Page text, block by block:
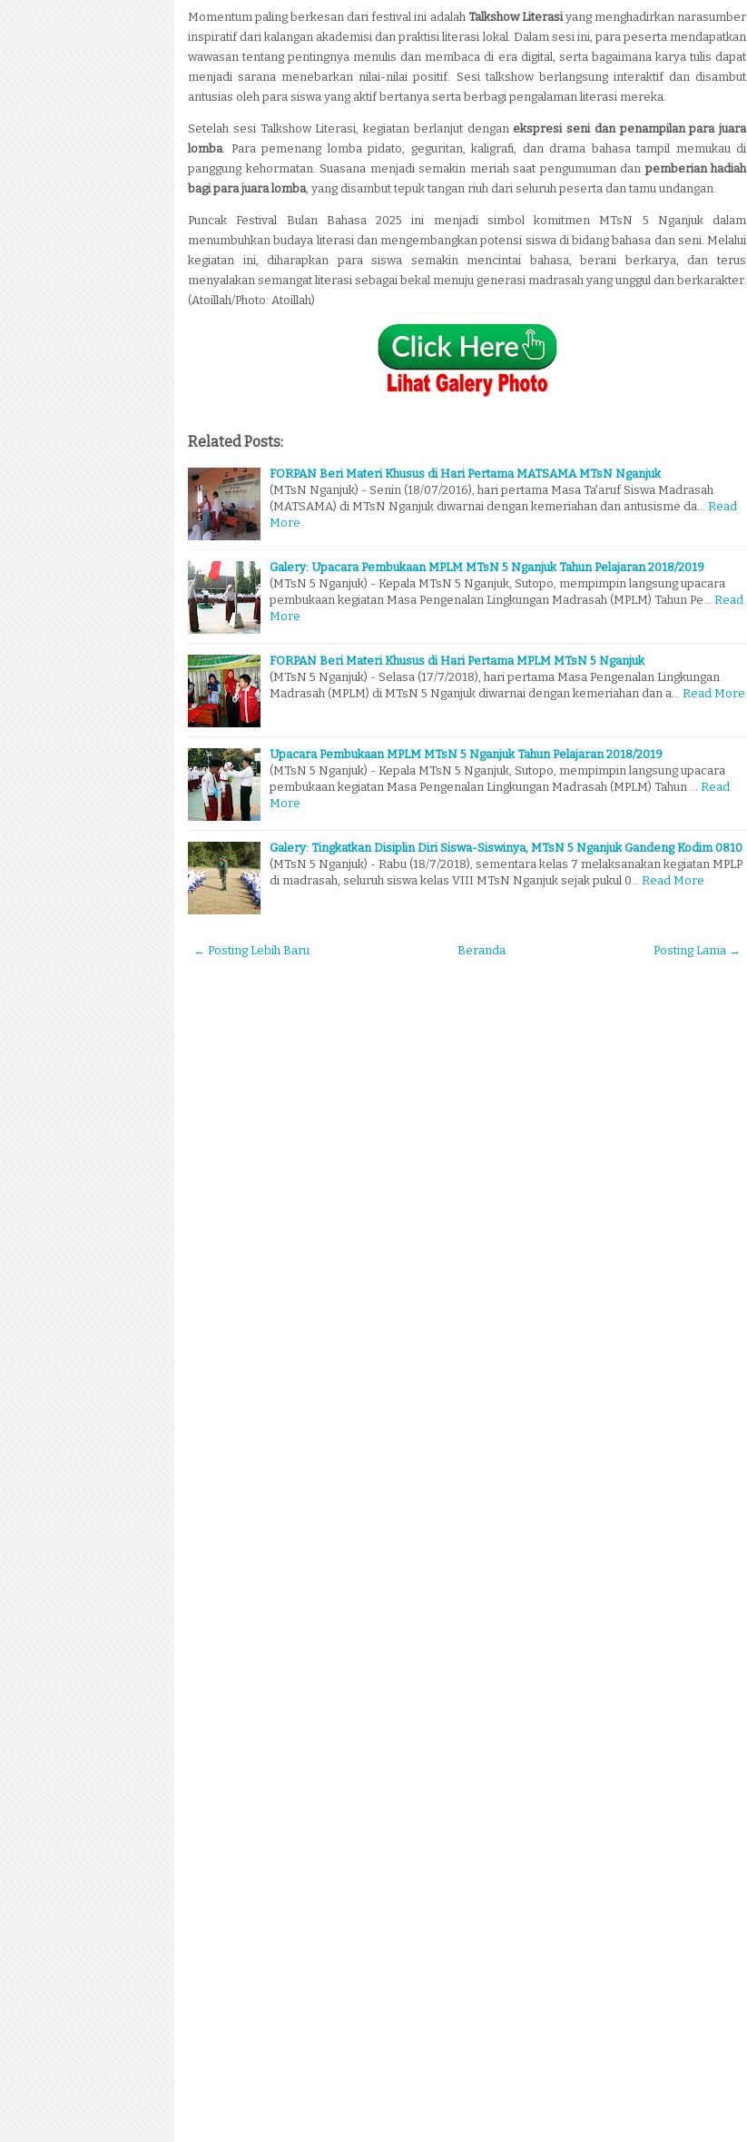
Momentum paling berkesan dari festival ini adalah Talkshow Literasiyang menghadirkan narasumber
inspiratif dari kalangan akademisi dan praktisi literasi lokal. Dalam sesi ini, para peserta mendapatkan
wawasan tentang pentingnya menulis dan membaca di era digital, serta bagaimana karya tulis dapat
menjadi sarana menebarkan nilai-nilai positif. Sesi talkshow berlangsung interaktif dan disambut
antusias oleh para siswa yang aktif bertanya serta berbagi pengalaman literasi mereka.
Setelah sesi Talkshow Literasi, kegiatan berlanjut dengan ekspresi seni dan penampilan para juara
lomba. Para pemenang lomba pidato, geguritan, kaligrafi, dan drama bahasa tampil memukau di
panggung kehormatan. Suasana menjadi semakin meriah saat pengumuman dan pemberian hadiah
bagi para juara lomba, yang disambut tepuk tangan riuh dari seluruh peserta dan tamu undangan.
Puncak Festival Bulan Bahasa 2025 ini menjadi simbol komitmen MTsN 5 Nganjuk dalam
menumbuhkan budaya literasi dan mengembangkan potensi siswa di bidang bahasa dan seni. Melalui
kegiatan ini, diharapkan para siswa semakin mencintai bahasa, berani berkarya, dan terus
menyalakan semangat literasi sebagai bekal menuju generasi madrasah yang unggul dan berkarakter.
(Atoillah/Photo: Atoillah)
Related Posts:
FORPAN Beri Materi Khusus di Hari Pertama MATSAMA MTsN Nganjuk
(MTsN Nganjuk) - Senin (18/07/2016), hari pertama Masa Ta'aruf Siswa Madrasah
(MATSAMA) di MTsN Nganjuk diwarnai dengan kemeriahan dan antusisme da… Read
More
Galery: Upacara Pembukaan MPLM MTsN 5 Nganjuk Tahun Pelajaran 2018/2019
(MTsN 5 Nganjuk) - Kepala MTsN 5 Nganjuk, Sutopo, mempimpin langsung upacara
pembukaan kegiatan Masa Pengenalan Lingkungan Madrasah (MPLM) Tahun Pe… Read
More
FORPAN Beri Materi Khusus di Hari Pertama MPLM MTsN 5 Nganjuk
(MTsN 5 Nganjuk) - Selasa (17/7/2018), hari pertama Masa Pengenalan Lingkungan
Madrasah (MPLM) di MTsN 5 Nganjuk diwarnai dengan kemeriahan dan a… Read More
Upacara Pembukaan MPLM MTsN 5 Nganjuk Tahun Pelajaran 2018/2019
(MTsN 5 Nganjuk) - Kepala MTsN 5 Nganjuk, Sutopo, mempimpin langsung upacara
pembukaan kegiatan Masa Pengenalan Lingkungan Madrasah (MPLM) Tahun … Read
More
Galery: Tingkatkan Disiplin Diri Siswa-Siswinya, MTsN 5 Nganjuk Gandeng Kodim 0810
(MTsN 5 Nganjuk) - Rabu (18/7/2018), sementara kelas 7 melaksanakan kegiatan MPLP
di madrasah, seluruh siswa kelas VIII MTsN Nganjuk sejak pukul 0… Read More
← Posting Lebih Baru Posting Lama →
Beranda